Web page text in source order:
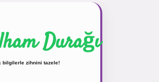
Durağı
bilgilerle zihnini tazele!